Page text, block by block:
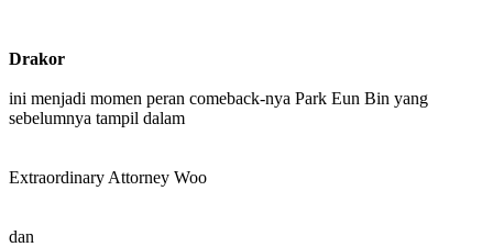
Drakor
ini menjadi momen peran comeback-nya Park Eun Bin yang
sebelumnya tampil dalam
Extraordinary Attorney Woo
dan